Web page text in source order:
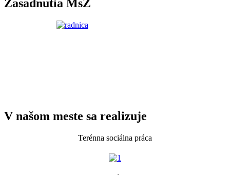
Zasadnutia MsZ
V našom meste sa realizuje
Terénna sociálna práca